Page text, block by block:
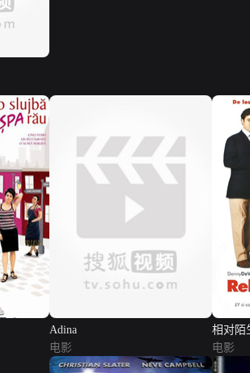
Adina
电影
相对陌
电影